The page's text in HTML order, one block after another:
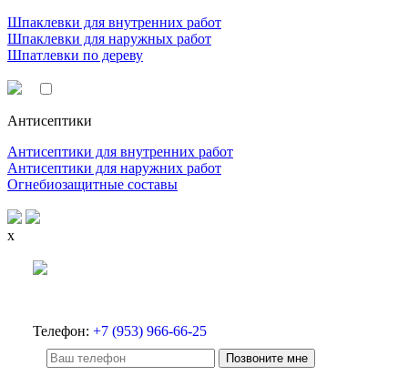
Шпаклевки для внутренних работ
Шпаклевки для наружных работ
Шпатлевки по дереву
Антисептики
Антисептики для внутренних работ
Антисептики для наружних работ
Огнебиозащитные составы
x
Телефон: +7 (953) 966-66-25
Позвоните мне